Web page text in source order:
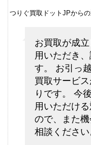
シマノ フライロッ
釣具買取クーポン
turi20260503（
シマノ フライロ
ン LD-S 9028 ＃8
釣具買取クーポン
turi20260504（
シマノ フライロ
ーン 7063 ＃3 7’6”
つりぐ買取ドットJPから
お買取が成
用いただき
す。 お引っ
買取サービ
りです。 今
用いただけ
ので、また
相談ください